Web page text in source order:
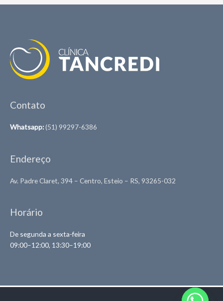
Contato
Whatsapp:(51) 99297-6386
Endereço
Av. Padre Claret, 394 – Centro, Esteio – RS, 93265-032
Horário
De segunda a sexta-feira
09:00–12:00, 13:30–19:00